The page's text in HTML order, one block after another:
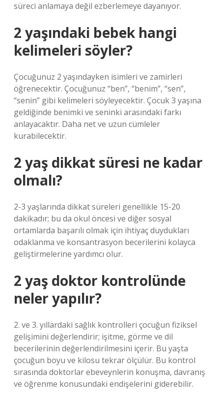
süreci anlamaya değil ezberlemeye dayanıyor.
2 yaşındaki bebek hangi
kelimeleri söyler?
Çocuğunuz 2 yaşındayken isimleri ve zamirleri
öğrenecektir. Çocuğunuz “ben”, “benim”, “sen”,
“senin” gibi kelimeleri söyleyecektir. Çocuk 3 yaşına
geldiğinde benimki ve seninki arasındaki farkı
anlayacaktır. Daha net ve uzun cümleler
kurabilecektir.
2 yaş dikkat süresi ne kadar
olmalı?
2-3 yaşlarında dikkat süreleri genellikle 15-20
dakikadır; bu da okul öncesi ve diğer sosyal
ortamlarda başarılı olmak için ihtiyaç duydukları
odaklanma ve konsantrasyon becerilerini kolayca
geliştirmelerine yardımcı olur.
2 yaş doktor kontrolünde
neler yapılır?
2. ve 3. yıllardaki sağlık kontrolleri çocuğun fiziksel
gelişimini değerlendirir; işitme, görme ve dil
becerilerinin değerlendirilmesini içerir. Bu yaşta
çocuğun boyu ve kilosu tekrar ölçülür. Bu kontrol
sırasında doktorlar ebeveynlerin konuşma, davranış
ve öğrenme konusundaki endişelerini giderebilir.